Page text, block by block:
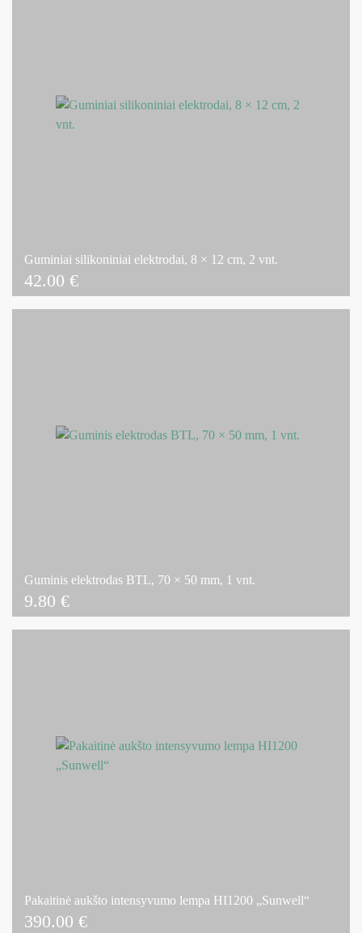
Guminiai silikoniniai elektrodai, 8 × 12 cm, 2 vnt.
42.00 €
Guminis elektrodas BTL, 70 × 50 mm, 1 vnt.
9.80 €
Pakaitinė aukšto intensyvumo lempa HI1200 „Sunwell“
390.00 €